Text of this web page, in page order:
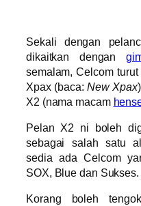
Sekali dengan
dikaitkan dengan
semalam, Celcom
Xpax (baca: New Xpax
X2 (nama macam
Pelan X2 ni boleh
sebagai salah satu
sedia ada Celcom
SOX, Blue dan Sukses.
Korang boleh